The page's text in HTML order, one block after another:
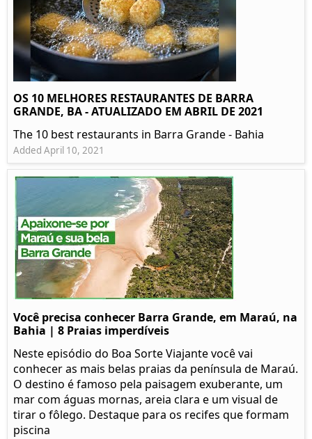
OS 10 MELHORES RESTAURANTES DE BARRA
GRANDE, BA - ATUALIZADO EM ABRIL DE 2021
The 10 best restaurants in Barra Grande - Bahia
Added April 10, 2021
Você precisa conhecer Barra Grande, em Maraú, na
Bahia | 8 Praias imperdíveis
Neste episódio do Boa Sorte Viajante você vai
conhecer as mais belas praias da península de Maraú.
O destino é famoso pela paisagem exuberante, um
mar com águas mornas, areia clara e um visual de
tirar o fôlego. Destaque para os recifes que formam
piscina